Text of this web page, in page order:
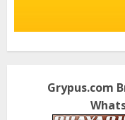
Grypus.com